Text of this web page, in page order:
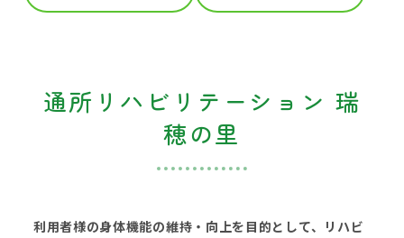
通所リハビリテーション 瑞
穂の里
利用者様の身体機能の維持・向上を目的として、リハビ